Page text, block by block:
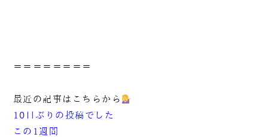
＝＝＝＝＝＝＝＝
最近の記事はこちらから
10日ぶりの投稿でした
この1週間